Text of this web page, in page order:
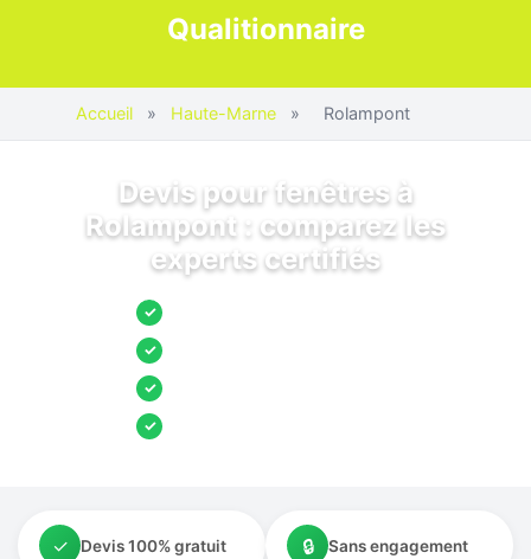
Qualitionnaire
Accueil » Haute-Marne » Rolampont
Devis pour fenêtres à
Rolampont : comparez les
experts certifiés
✓
✓
✓
✓
✓ Devis 100% gratuit 🔒 Sans engagement